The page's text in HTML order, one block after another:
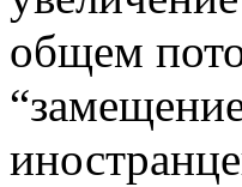
общем